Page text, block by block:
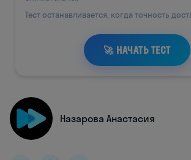
Назарова Анастасия